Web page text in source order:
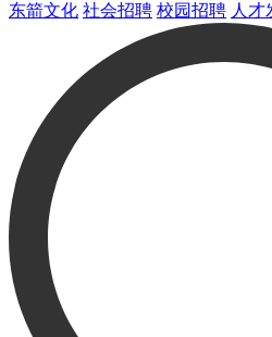
东箭文化 社会招聘 校园招聘 人才